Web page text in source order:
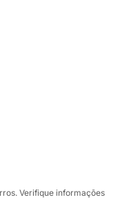
Verifique informações